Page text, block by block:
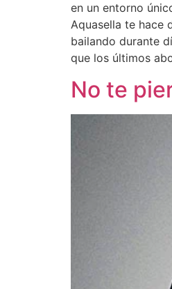
en un entorno
Aquasella te hace
bailando durante
que los últimos
No te